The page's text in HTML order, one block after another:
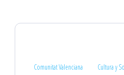
Comunitat Valenciana
Cultura y